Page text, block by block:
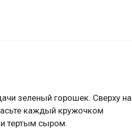
зеленый горошек. Сверху на
каждый кружочком
тертым сыром.